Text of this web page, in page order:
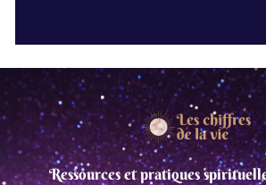
Ressources et pratiques